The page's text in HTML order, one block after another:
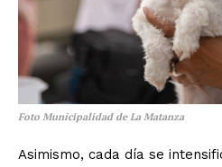
Foto Municipalidad de La Matanza
Asimismo, cada día se